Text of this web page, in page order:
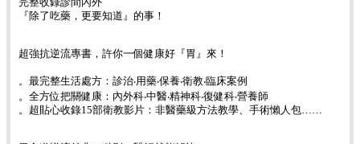
『除了吃藥，更要知道』的事！
超強抗逆流專書，許你一個健康好『胃』來！
。最完整生活處方：診治‧用藥‧保養‧衛教‧臨床案例
。全方位把關健康：內外科‧中醫‧精神科‧復健科‧營養師
。超貼心收錄15部衛教影片：非醫藥級方法教學、手術懶人包……